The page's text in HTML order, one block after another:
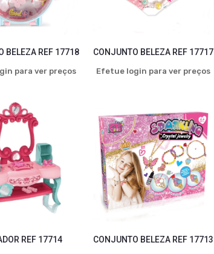
BELEZA REF 17718
para ver preços
CONJUNTO BELEZA REF 17717
Efetue login para ver preços
REF 17714 CONJUNTO BELEZA REF 17713